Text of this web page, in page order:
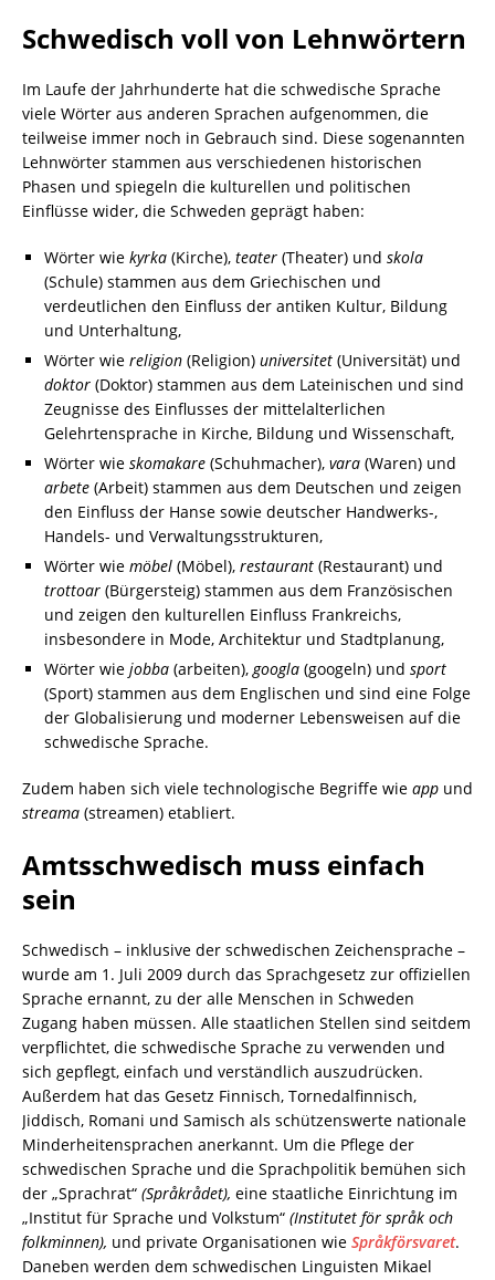
Schwedisch voll von Lehnwörtern
Im Laufe der Jahrhunderte hat die schwedische Sprache
viele Wörter aus anderen Sprachen aufgenommen, die
teilweise immer noch in Gebrauch sind. Diese sogenannten
Lehnwörter stammen aus verschiedenen historischen
Phasen und spiegeln die kulturellen und politischen
Einflüsse wider, die Schweden geprägt haben:
Wörter wie kyrka (Kirche), teater (Theater) und skola
(Schule) stammen aus dem Griechischen und
verdeutlichen den Einfluss der antiken Kultur, Bildung
und Unterhaltung,
Wörter wie religion (Religion) universitet (Universität) und
doktor (Doktor) stammen aus dem Lateinischen und sind
Zeugnisse des Einflusses der mittelalterlichen
Gelehrtensprache in Kirche, Bildung und Wissenschaft,
Wörter wie skomakare (Schuhmacher), vara (Waren) und
arbete (Arbeit) stammen aus dem Deutschen und zeigen
den Einfluss der Hanse sowie deutscher Handwerks-,
Handels- und Verwaltungsstrukturen,
Wörter wie möbel (Möbel), restaurant (Restaurant) und
trottoar (Bürgersteig) stammen aus dem Französischen
und zeigen den kulturellen Einfluss Frankreichs,
insbesondere in Mode, Architektur und Stadtplanung,
Wörter wie jobba (arbeiten),googla (googeln) und sport
(Sport) stammen aus dem Englischen und sind eine Folge
der Globalisierung und moderner Lebensweisen auf die
schwedische Sprache.
Zudem haben sich viele technologische Begriffe wie app und
streama (streamen) etabliert.
Amtsschwedisch muss einfach
sein
Schwedisch – inklusive der schwedischen Zeichensprache –
wurde am 1. Juli 2009 durch das Sprachgesetz zur offiziellen
Sprache ernannt, zu der alle Menschen in Schweden
Zugang haben müssen. Alle staatlichen Stellen sind seitdem
verpflichtet, die schwedische Sprache zu verwenden und
sich gepflegt, einfach und verständlich auszudrücken.
Außerdem hat das Gesetz Finnisch, Tornedalfinnisch,
Jiddisch, Romani und Samisch als schützenswerte nationale
Minderheitensprachen anerkannt. Um die Pflege der
schwedischen Sprache und die Sprachpolitik bemühen sich
der „Sprachrat“ (Språkrådet), eine staatliche Einrichtung im
„Institut für Sprache und Volkstum“ (Institutet för språk och
folkminnen), und private Organisationen wie Språkförsvaret.
Daneben werden dem schwedischen Linguisten Mikael